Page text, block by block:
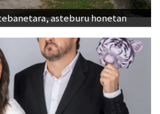
asteburu honetan